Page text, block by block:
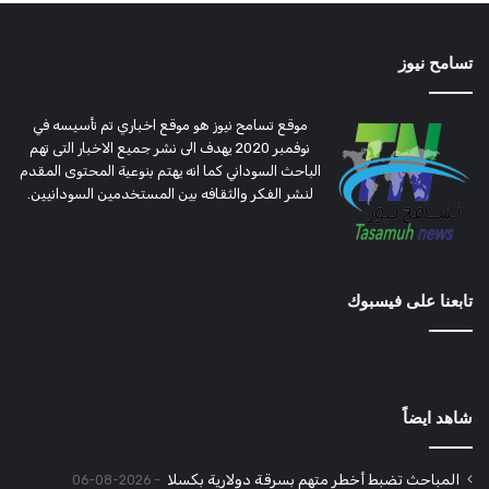
تسامح نيوز
موقع تسامح نيوز هو موقع اخباري تم تأسيسه في
نوفمبر 2020 يهدف الى نشر جميع الاخبار التى تهم
الباحث السوداني كما انه يهتم بنوعية المحتوى المقدم
لنشر الفكر والثقافه بين المستخدمين السودانيين.
تابعنا على فيسبوك
شاهد ايضاً
المباحث تضبط أخطر متهم بسرقة دولارية بكسلا 2026-08-06